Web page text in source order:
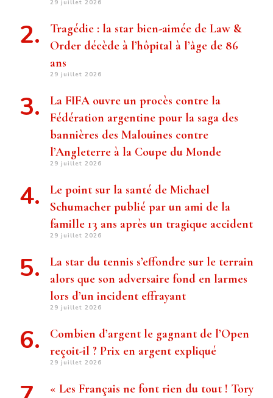
29 juillet 2026
Tragédie : la star bien-aimée de Law &
Order décède à l’hôpital à l’âge de 86
ans
29 juillet 2026
La FIFA ouvre un procès contre la
Fédération argentine pour la saga des
bannières des Malouines contre
l’Angleterre à la Coupe du Monde
29 juillet 2026
Le point sur la santé de Michael
Schumacher publié par un ami de la
famille 13 ans après un tragique accident
29 juillet 2026
La star du tennis s’effondre sur le terrain
alors que son adversaire fond en larmes
lors d’un incident effrayant
29 juillet 2026
Combien d’argent le gagnant de l’Open
reçoit-il ? Prix ​​en argent expliqué
29 juillet 2026
« Les Français ne font rien du tout ! Tory